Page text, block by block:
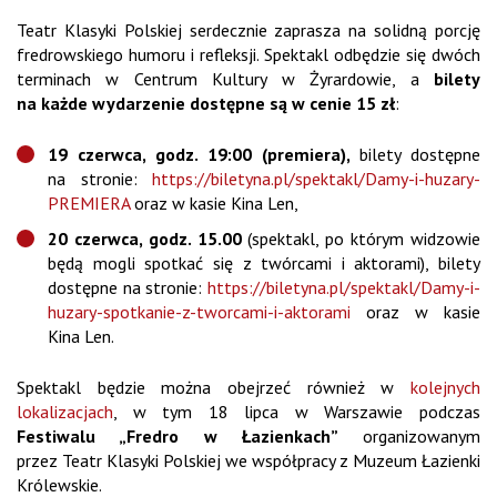
Teatr Klasyki Polskiej serdecznie zaprasza na solidną porcję
fredrowskiego humoru i refleksji. Spektakl odbędzie się dwóch
terminach w Centrum Kultury w Żyrardowie, a bilety
na każde wydarzenie dostępne są w cenie 15 zł:
19 czerwca, godz. 19:00 (premiera), bilety dostępne
na stronie: https://biletyna.pl/spektakl/Damy-i-huzary-
PREMIERAoraz w kasie Kina Len,
20 czerwca, godz. 15.00(spektakl, po którym widzowie
będą mogli spotkać się z twórcami i aktorami), bilety
dostępne na stronie: https://biletyna.pl/spektakl/Damy-i-
huzary-spotkanie-z-tworcami-i-aktorami oraz w kasie
Kina Len.
Spektakl będzie można obejrzeć również w kolejnych
lokalizacjach , w tym 18 lipca w Warszawie podczas
Festiwalu „Fredro w Łazienkach” organizowanym
przez Teatr Klasyki Polskiej we współpracy z Muzeum Łazienki
Królewskie.